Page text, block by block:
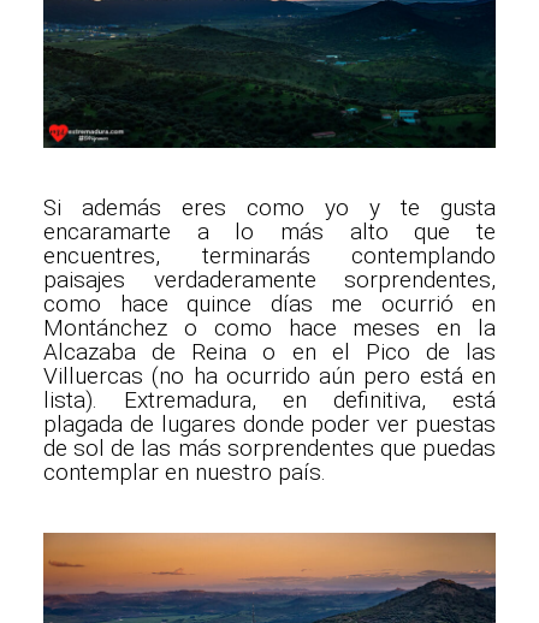
Si además eres como yo y te gusta
encaramarte a lo más alto que te
encuentres, terminarás contemplando
paisajes verdaderamente sorprendentes,
como hace quince días me ocurrió en
Montánchez o como hace meses en la
Alcazaba de Reina o en el Pico de las
Villuercas (no ha ocurrido aún pero está en
lista). Extremadura, en definitiva, está
plagada de lugares donde poder ver puestas
de sol de las más sorprendentes que puedas
contemplar en nuestro país.